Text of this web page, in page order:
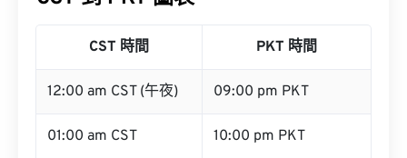
CST 時間 PKT 時間
12:00 am CST (午夜) 09:00 pm PKT
01:00 am CST 10:00 pm PKT